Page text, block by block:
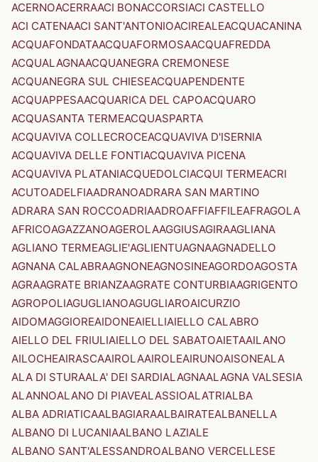
ACERNOACERRAACI BONACCORSIACI CASTELLO
ACI CATENAACI SANT'ANTONIOACIREALEACQUACANINA
ACQUAFONDATAACQUAFORMOSAACQUAFREDDA
ACQUALAGNAACQUANEGRA CREMONESE
ACQUANEGRA SUL CHIESEACQUAPENDENTE
ACQUAPPESAACQUARICA DEL CAPOACQUARO
ACQUASANTA TERMEACQUASPARTA
ACQUAVIVA COLLECROCEACQUAVIVA D'ISERNIA
ACQUAVIVA DELLE FONTIACQUAVIVA PICENA
ACQUAVIVA PLATANIACQUEDOLCIACQUI TERMEACRI
ACUTOADELFIAADRANOADRARA SAN MARTINO
ADRARA SAN ROCCOADRIAADROAFFIAFFILEAFRAGOLA
AFRICOAGAZZANOAGEROLAAGGIUSAGIRAAGLIANA
AGLIANO TERMEAGLIE'AGLIENTUAGNAAGNADELLO
AGNANA CALABRAAGNONEAGNOSINEAGORDOAGOSTA
AGRAAGRATE BRIANZAAGRATE CONTURBIAAGRIGENTO
AGROPOLIAGUGLIANOAGUGLIAROAICURZIO
AIDOMAGGIOREAIDONEAIELLIAIELLO CALABRO
AIELLO DEL FRIULIAIELLO DEL SABATOAIETAAILANO
AILOCHEAIRASCAAIROLAAIROLEAIRUNOAISONEALA
ALA DI STURAALA' DEI SARDIALAGNAALAGNA VALSESIA
ALANNOALANO DI PIAVEALASSIOALATRIALBA
ALBA ADRIATICAALBAGIARAALBAIRATEALBANELLA
ALBANO DI LUCANIAALBANO LAZIALE
ALBANO SANT'ALESSANDROALBANO VERCELLESE